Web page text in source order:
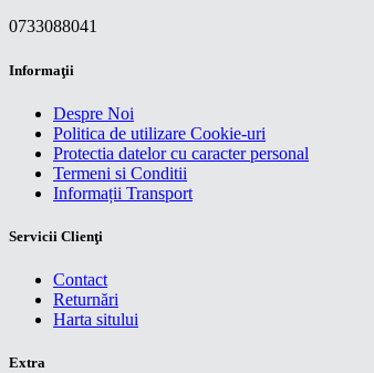
0733088041
Informaţii
Despre Noi
Politica de utilizare Cookie-uri
Protectia datelor cu caracter personal
Termeni si Conditii
Informații Transport
Servicii Clienţi
Contact
Returnări
Harta sitului
Extra